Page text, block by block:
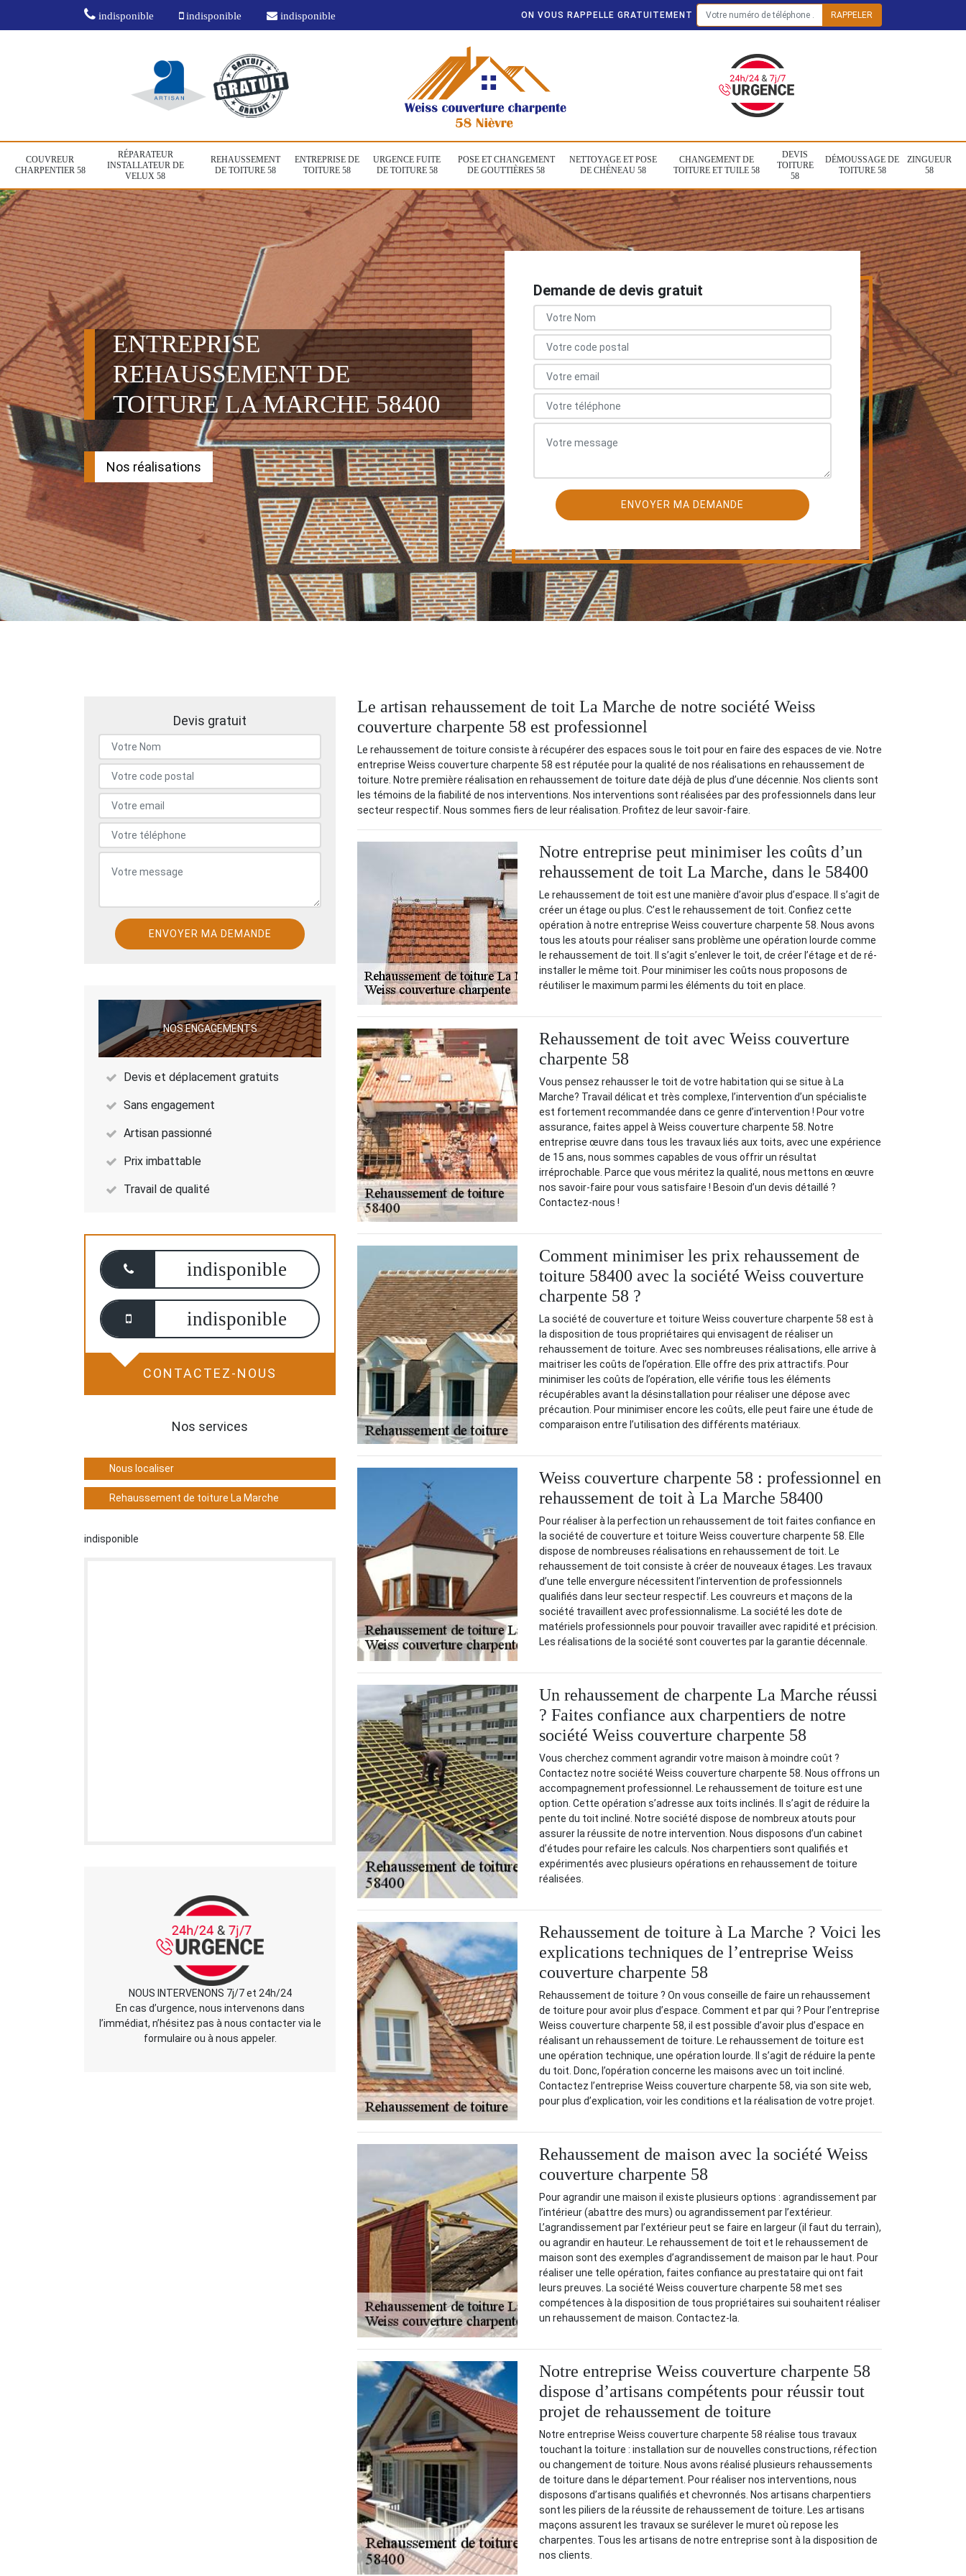
indisponible indisponible indisponible ON VOUS RAPPELLE GRATUITEMENT
COUVREUR
CHARPENTIER 58
RÉPARATEUR
INSTALLATEUR DE
VELUX 58
REHAUSSEMENT
DE TOITURE 58
ENTREPRISE DE
TOITURE 58
URGENCE FUITE
DE TOITURE 58
POSE ET CHANGEMENT
DE GOUTTIÈRES 58
NETTOYAGE ET POSE
DE CHÉNEAU 58
CHANGEMENT DE
TOITURE ET TUILE 58
DEVIS
TOITURE
58
DÉMOUSSAGE DE
TOITURE 58
ZINGUEUR
58
ENTREPRISE
REHAUSSEMENT DE
TOITURE LA MARCHE 58400
Nos réalisations
Demande de devis gratuit
Devis gratuit
NOS ENGAGEMENTS
Devis et déplacement gratuits
Sans engagement
Artisan passionné
Prix imbattable
Travail de qualité
indisponible
indisponible
CONTACTEZ-NOUS
Nos services
Nous localiser
Rehaussement de toiture La Marche
indisponible
NOUS INTERVENONS 7j/7 et 24h/24
En cas d’urgence, nous intervenons dans
l’immédiat, n’hésitez pas à nous contacter via le
formulaire ou à nous appeler.
Le artisan rehaussement de toit La Marche de notre société Weiss
couverture charpente 58 est professionnel
Le rehaussement de toiture consiste à récupérer des espaces sous le toit pour en faire des espaces de vie. Notre
entreprise Weiss couverture charpente 58 est réputée pour la qualité de nos réalisations en rehaussement de
toiture. Notre première réalisation en rehaussement de toiture date déjà de plus d’une décennie. Nos clients sont
les témoins de la fiabilité de nos interventions. Nos interventions sont réalisées par des professionnels dans leur
secteur respectif. Nous sommes fiers de leur réalisation. Profitez de leur savoir-faire.
Notre entreprise peut minimiser les coûts d’un
rehaussement de toit La Marche, dans le 58400
Le rehaussement de toit est une manière d’avoir plus d’espace. Il s’agit de
créer un étage ou plus. C’est le rehaussement de toit. Confiez cette
opération à notre entreprise Weiss couverture charpente 58. Nous avons
tous les atouts pour réaliser sans problème une opération lourde comme
le rehaussement de toit. Il s’agit s’enlever le toit, de créer l’étage et de ré-
installer le même toit. Pour minimiser les coûts nous proposons de
réutiliser le maximum parmi les éléments du toit en place.
Rehaussement de toit avec Weiss couverture
charpente 58
Vous pensez rehausser le toit de votre habitation qui se situe à La
Marche? Travail délicat et très complexe, l’intervention d’un spécialiste
est fortement recommandée dans ce genre d’intervention ! Pour votre
assurance, faites appel à Weiss couverture charpente 58. Notre
entreprise œuvre dans tous les travaux liés aux toits, avec une expérience
de 15 ans, nous sommes capables de vous offrir un résultat
irréprochable. Parce que vous méritez la qualité, nous mettons en œuvre
nos savoir-faire pour vous satisfaire ! Besoin d’un devis détaillé ?
Contactez-nous !
Comment minimiser les prix rehaussement de
toiture 58400 avec la société Weiss couverture
charpente 58 ?
La société de couverture et toiture Weiss couverture charpente 58 est à
la disposition de tous propriétaires qui envisagent de réaliser un
rehaussement de toiture. Avec ses nombreuses réalisations, elle arrive à
maitriser les coûts de l’opération. Elle offre des prix attractifs. Pour
minimiser les coûts de l’opération, elle vérifie tous les éléments
récupérables avant la désinstallation pour réaliser une dépose avec
précaution. Pour minimiser encore les coûts, elle peut faire une étude de
comparaison entre l’utilisation des différents matériaux.
Weiss couverture charpente 58 : professionnel en
rehaussement de toit à La Marche 58400
Pour réaliser à la perfection un rehaussement de toit faites confiance en
la société de couverture et toiture Weiss couverture charpente 58. Elle
dispose de nombreuses réalisations en rehaussement de toit. Le
rehaussement de toit consiste à créer de nouveaux étages. Les travaux
d’une telle envergure nécessitent l’intervention de professionnels
qualifiés dans leur secteur respectif. Les couvreurs et maçons de la
société travaillent avec professionnalisme. La société les dote de
matériels professionnels pour pouvoir travailler avec rapidité et précision.
Les réalisations de la société sont couvertes par la garantie décennale.
Un rehaussement de charpente La Marche réussi
? Faites confiance aux charpentiers de notre
société Weiss couverture charpente 58
Vous cherchez comment agrandir votre maison à moindre coût ?
Contactez notre société Weiss couverture charpente 58. Nous offrons un
accompagnement professionnel. Le rehaussement de toiture est une
option. Cette opération s’adresse aux toits inclinés. Il s’agit de réduire la
pente du toit incliné. Notre société dispose de nombreux atouts pour
assurer la réussite de notre intervention. Nous disposons d’un cabinet
d’études pour refaire les calculs. Nos charpentiers sont qualifiés et
expérimentés avec plusieurs opérations en rehaussement de toiture
réalisées.
Rehaussement de toiture à La Marche ? Voici les
explications techniques de l’entreprise Weiss
couverture charpente 58
Rehaussement de toiture ? On vous conseille de faire un rehaussement
de toiture pour avoir plus d’espace. Comment et par qui ? Pour l’entreprise
Weiss couverture charpente 58, il est possible d’avoir plus d’espace en
réalisant un rehaussement de toiture. Le rehaussement de toiture est
une opération technique, une opération lourde. Il s’agit de réduire la pente
du toit. Donc, l’opération concerne les maisons avec un toit incliné.
Contactez l’entreprise Weiss couverture charpente 58, via son site web,
pour plus d’explication, voir les conditions et la réalisation de votre projet.
Rehaussement de maison avec la société Weiss
couverture charpente 58
Pour agrandir une maison il existe plusieurs options : agrandissement par
l’intérieur (abattre des murs) ou agrandissement par l’extérieur.
L’agrandissement par l’extérieur peut se faire en largeur (il faut du terrain),
ou agrandir en hauteur. Le rehaussement de toit et le rehaussement de
maison sont des exemples d’agrandissement de maison par le haut. Pour
réaliser une telle opération, faites confiance au prestataire qui ont fait
leurs preuves. La société Weiss couverture charpente 58 met ses
compétences à la disposition de tous propriétaires sui souhaitent réaliser
un rehaussement de maison. Contactez-la.
Notre entreprise Weiss couverture charpente 58
dispose d’artisans compétents pour réussir tout
projet de rehaussement de toiture
Notre entreprise Weiss couverture charpente 58 réalise tous travaux
touchant la toiture : installation sur de nouvelles constructions, réfection
ou changement de toiture. Nous avons réalisé plusieurs rehaussements
de toiture dans le département. Pour réaliser nos interventions, nous
disposons d’artisans qualifiés et chevronnés. Nos artisans charpentiers
sont les piliers de la réussite de rehaussement de toiture. Les artisans
maçons assurent les travaux se surélever le muret où repose les
charpentes. Tous les artisans de notre entreprise sont à la disposition de
nos clients.